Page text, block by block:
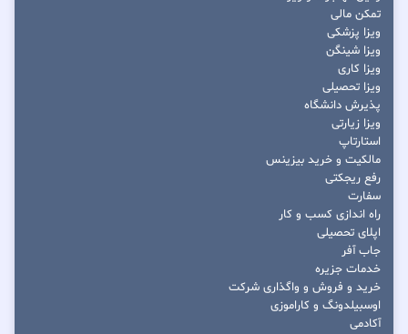
تمکن مالی
ویزا پزشکی
ویزا شینگن
ویزا کاری
ویزا تحصیلی
پذیرش دانشگاه
ویزا زیارتی
استارتاپ
مالکیت و خرید بیزینس
رفع ریجکتی
سفارت
راه اندازی کسب و کار
اپلای تحصیلی
جاب آفر
خدمات جزیره
خرید و فروش و واگذاری شرکت
اوسبیلدونگ و کاراموزی
آکادمی